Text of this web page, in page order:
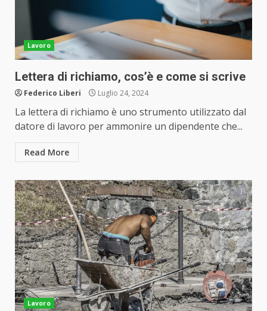
Lavoro
Lettera di richiamo, cos’è e come si scrive
Federico Liberi Luglio 24, 2024
La lettera di richiamo è uno strumento utilizzato dal
datore di lavoro per ammonire un dipendente che...
Read More
Lavoro